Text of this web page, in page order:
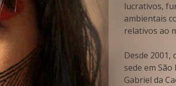
lucrativos,
ambientais
relativos ao
Desde 2001,
sede em São
Gabriel da